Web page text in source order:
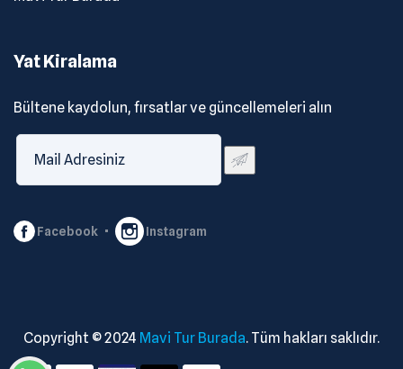
Yat Kiralama
Bültene kaydolun, fırsatlar ve güncellemeleri alın
Facebook Instagram
Copyright © 2024 Mavi Tur Burada. Tüm hakları saklıdır.